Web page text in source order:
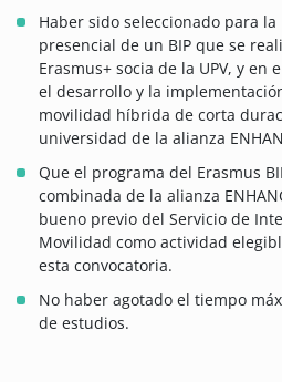
Haber sido seleccionado para
presencial de un BIP que se
Erasmus+ socia de la UPV, y en
el desarrollo y la
movilidad híbrida de corta
universidad de la alianza
Que el programa del Erasmus
combinada de la alianza
bueno previo del Servicio de
Movilidad como actividad
esta convocatoria.
No haber agotado el tiempo
de estudios.